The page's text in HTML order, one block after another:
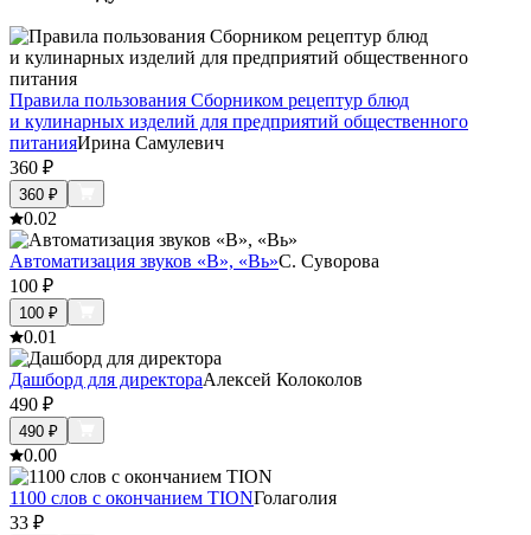
Правила пользования Сборником рецептур блюд
и кулинарных изделий для предприятий общественного
питанияИрина Самулевич
360 ₽
360 ₽
0.02
Автоматизация звуков «В», «Вь»С. Суворова
100 ₽
100 ₽
0.01
Дашборд для директораАлексей Колоколов
490 ₽
490 ₽
0.00
1100 слов с окончанием TIONГолаголия
33 ₽